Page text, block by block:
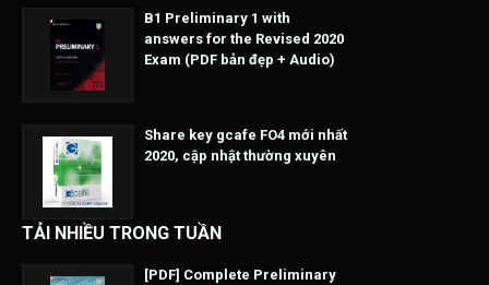
B1 Preliminary 1 with
answers for the Revised 2020
Exam (PDF bản đẹp + Audio)
Share key gcafe FO4 mới nhất
2020, cập nhật thường xuyên
TẢI NHIỀU TRONG TUẦN
[PDF] Complete Preliminary